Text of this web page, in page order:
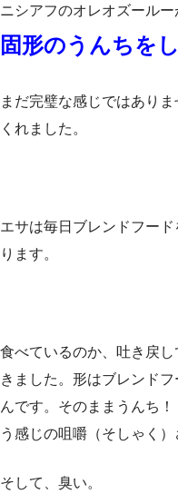
ニシアフのオレオズール
固形のうんちを
まだ完璧な感じではあり
くれました。
エサは毎日ブレンドフー
ります。
食べているのか、吐き戻
きました。形はブレンド
んです。そのままうんち
う感じの咀嚼（そしゃく
そして、臭い。